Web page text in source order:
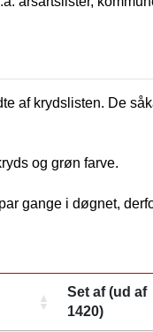
af krydslisten. De
og grøn farve.
gange i døgnet,
Set af (ud af
1420)